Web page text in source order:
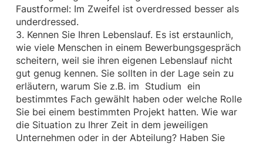
Faustformel: Im Zweifel ist overdressed besser als
underdressed.
3. Kennen Sie Ihren Lebenslauf. Es ist erstaunlich,
wie viele Menschen in einem Bewerbungsgespräch
scheitern, weil sie ihren eigenen Lebenslauf nicht
gut genug kennen. Sie sollten in der Lage sein zu
erläutern, warum Sie z.B. im Studium ein
bestimmtes Fach gewählt haben oder welche Rolle
Sie bei einem bestimmten Projekt hatten. Wie war
die Situation zu Ihrer Zeit in dem jeweiligen
Unternehmen oder in der Abteilung? Haben Sie